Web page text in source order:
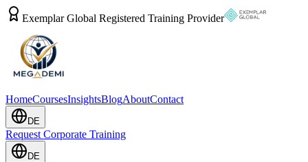
Exemplar Global Registered Training Provider
HomeCoursesInsightsBlogAboutContact
DE
Request Corporate Training
DE